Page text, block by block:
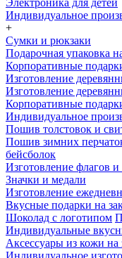
Электроника для детей
Индивидуальное
+
Сумки и рюкзаки
Подарочная упаковка
Корпоративные
Изготовление
Изготовление
Корпоративные
Индивидуальное
Пошив толстовок и
Пошив зимних
бейсболок
Изготовление флагов и
Значки и медали
Изготовление
Вкусные подарки на
Шоколад с логотипом
Индивидуальные
Аксессуары из кожи на
Индивидуальное